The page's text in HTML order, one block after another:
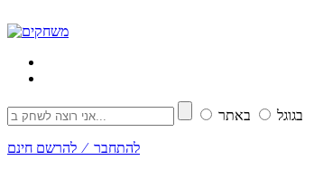
בגוגל באתר
להתחבר ⁄ להרשם חינם